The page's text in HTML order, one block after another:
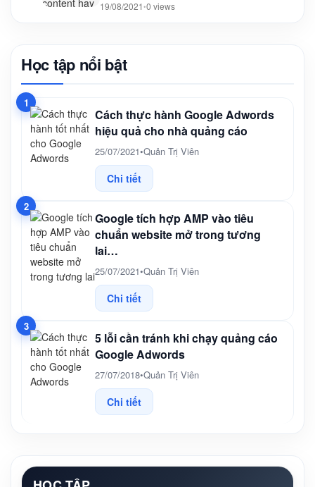
19/08/2021 •0 views
Học tập nổi bật
1
Cách thực hành Google Adwords
hiệu quả cho nhà quảng cáo
25/07/2021•Quản Trị Viên
Chi tiết
2
Google tích hợp AMP vào tiêu
chuẩn website mở trong tương
lai…
25/07/2021•Quản Trị Viên
Chi tiết
3
5 lỗi cần tránh khi chạy quảng cáo
Google Adwords
27/07/2018•Quản Trị Viên
Chi tiết